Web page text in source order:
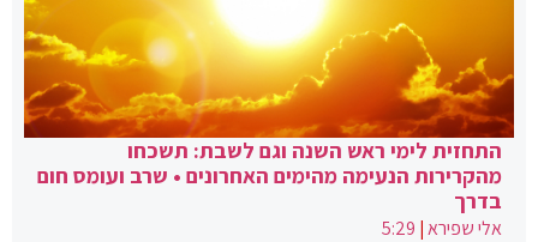
התחזית לימי ראש השנה וגם לשבת: תשכחו
מהקרירות הנעימה מהימים האחרונים • שרב ועומס חום
בדרך
אלי שפירא|
5:29